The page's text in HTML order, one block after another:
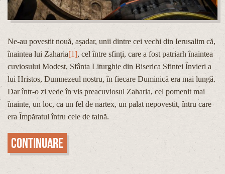
Ne-au povestit nouă, așadar, unii dintre cei vechi din Ierusalim că,
înaintea lui Zaharia[1], cel între sfinți, care a fost patriarh înaintea
cuviosului Modest, Sfânta Liturghie din Biserica Sfintei Învieri a
lui Hristos, Dumnezeul nostru, în fiecare Duminică era mai lungă.
Dar într-o zi vede în vis preacuviosul Zaharia, cel pomenit mai
înainte, un loc, ca un fel de nartex, un palat nepovestit, întru care
era Împăratul întru cele de taină.
Continuare